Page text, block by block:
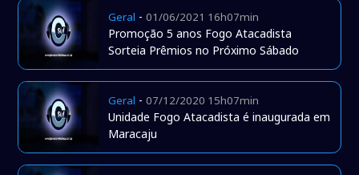
Geral -01/06/2021 16h07min
Promoção 5 anos Fogo Atacadista
Sorteia Prêmios no Próximo Sábado
Geral -07/12/2020 15h07min
Unidade Fogo Atacadista é inaugurada em
Maracaju